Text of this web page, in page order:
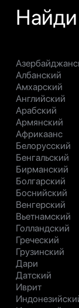
Найди
Албанский
Амхарский
Английский
Арабский
Армянский
Африкаанс
Белорусский
Бенгальский
Бирманский
Болгарский
Боснийский
Венгерский
Вьетнамский
Голландский
Греческий
Грузинский
Дари
Датский
Иврит